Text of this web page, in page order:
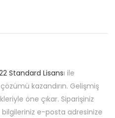
Standard Lisansı ile
kazandırın. Gelişmiş
öne çıkar. Siparişiniz
e-posta adresinize